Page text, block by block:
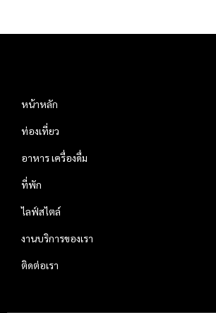
หน้าหลัก
ท่องเที่ยว
อาหาร เครื่องดื่ม
ที่พัก
ไลฟ์สไตล์
งานบริการของเรา
ติดต่อเรา